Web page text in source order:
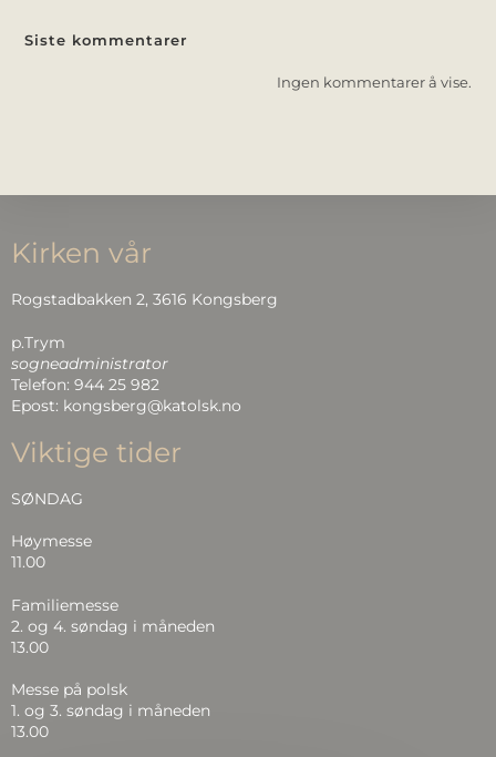
Siste kommentarer
Ingen kommentarer å vise.
Kirken vår
Rogstadbakken 2, 3616 Kongsberg
p.Trym
sogneadministrator
Telefon: 944 25 982
Epost: kongsberg@katolsk.no
Viktige tider
SØNDAG
Høymesse
11.00
Familiemesse
2. og 4. søndag i måneden
13.00
Messe på polsk
1. og 3. søndag i måneden
13.00